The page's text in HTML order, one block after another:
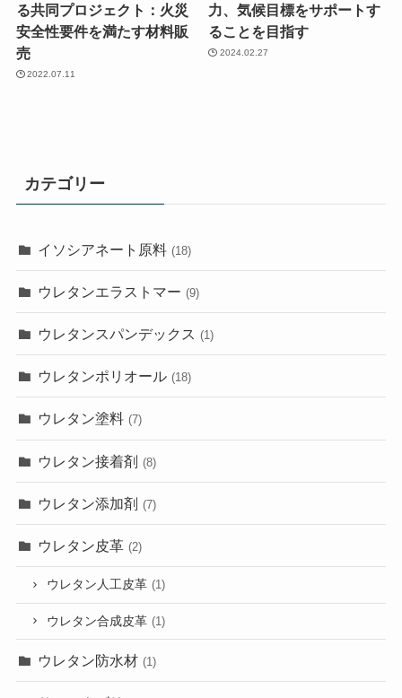
る共同プロジェクト：火災
安全性要件を満たす材料販
売
2022.07.11
力、気候目標をサポートす
ることを目指す
2024.02.27
カテゴリー
イソシアネート原料 (18)
ウレタンエラストマー (9)
ウレタンスパンデックス (1)
ウレタンポリオール (18)
ウレタン塗料 (7)
ウレタン接着剤 (8)
ウレタン添加剤 (7)
ウレタン皮革 (2)
ウレタン人工皮革 (1)
ウレタン合成皮革 (1)
ウレタン防水材 (1)